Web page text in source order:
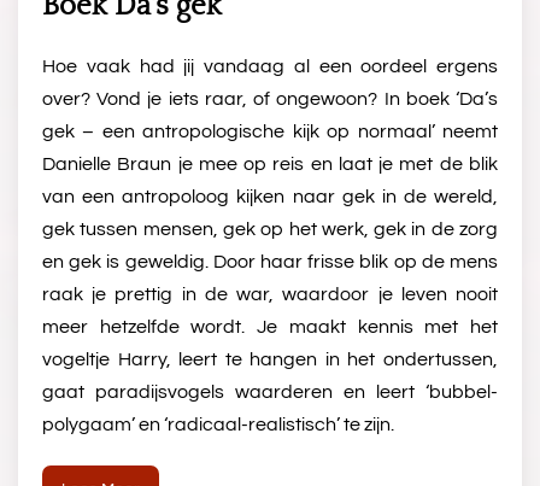
Hoe vaak had jij vandaag al een oordeel ergens
over? Vond je iets raar, of ongewoon? In boek ‘Da’s
gek – een antropologische kijk op normaal’ neemt
Danielle Braun je mee op reis en laat je met de blik
van een antropoloog kijken naar gek in de wereld,
gek tussen mensen, gek op het werk, gek in de zorg
en gek is geweldig. Door haar frisse blik op de mens
raak je prettig in de war, waardoor je leven nooit
meer hetzelfde wordt. Je maakt kennis met het
vogeltje Harry, leert te hangen in het ondertussen,
gaat paradijsvogels waarderen en leert ‘bubbel-
polygaam’ en ‘radicaal-realistisch’ te zijn.